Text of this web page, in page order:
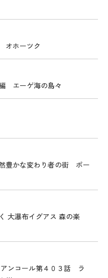
オホーツク
エーゲ海の島々
豊かな変わり者の街 ポー
大瀑布イグアス 森の楽
ンコール第４０３話 ラ